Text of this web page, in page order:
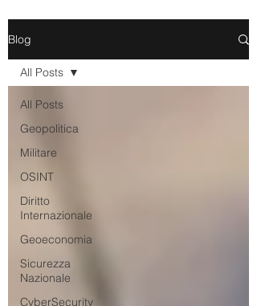
Blog
All Posts
Geopolitica
Militare
OSINT
Diritto
Internazionale
Geoeconomia
Sicurezza
Nazionale
CyberSecurity
All Posts